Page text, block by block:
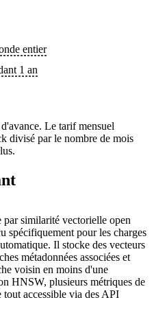
entier
1 an
Le tarif mensuel
divisé par le nombre de mois
par similarité vectorielle open
spécifiquement pour les charges
Il stocke des vecteurs
métadonnées associées et
voisin en moins d'une
HNSW, plusieurs métriques de
accessible via des API